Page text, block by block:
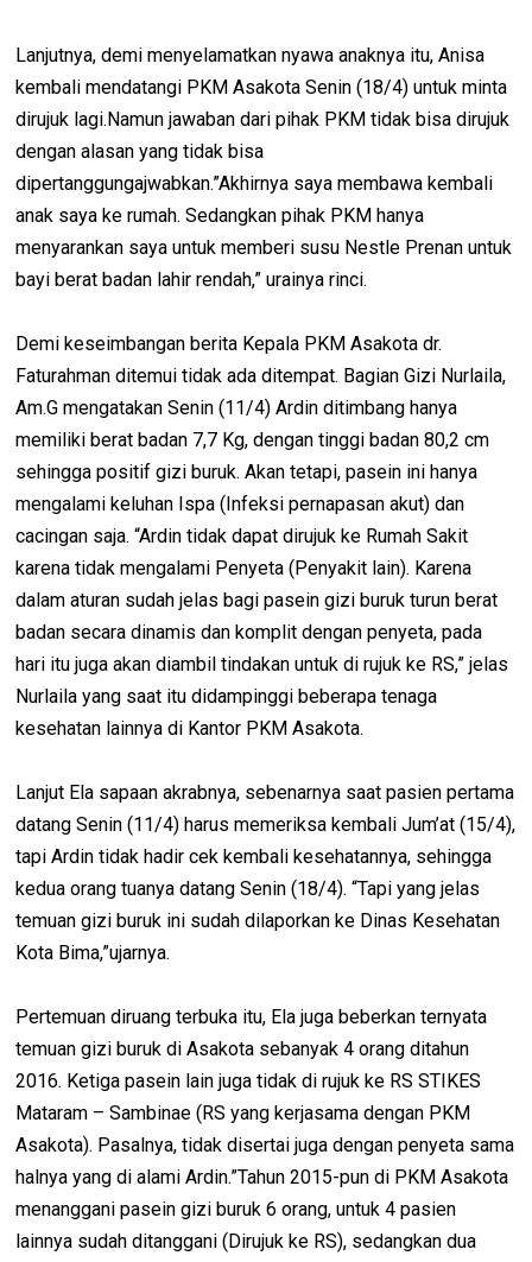
Lanjutnya, demi menyelamatkan nyawa anaknya itu, Anisa
kembali mendatangi PKM Asakota Senin (18/4) untuk minta
dirujuk lagi.Namun jawaban dari pihak PKM tidak bisa dirujuk
dengan alasan yang tidak bisa
dipertanggungajwabkan.”Akhirnya saya membawa kembali
anak saya ke rumah. Sedangkan pihak PKM hanya
menyarankan saya untuk memberi susu Nestle Prenan untuk
bayi berat badan lahir rendah,” urainya rinci.
Demi keseimbangan berita Kepala PKM Asakota dr.
Faturahman ditemui tidak ada ditempat. Bagian Gizi Nurlaila,
Am.G mengatakan Senin (11/4) Ardin ditimbang hanya
memiliki berat badan 7,7 Kg, dengan tinggi badan 80,2 cm
sehingga positif gizi buruk. Akan tetapi, pasein ini hanya
mengalami keluhan Ispa (Infeksi pernapasan akut) dan
cacingan saja. “Ardin tidak dapat dirujuk ke Rumah Sakit
karena tidak mengalami Penyeta (Penyakit lain). Karena
dalam aturan sudah jelas bagi pasein gizi buruk turun berat
badan secara dinamis dan komplit dengan penyeta, pada
hari itu juga akan diambil tindakan untuk di rujuk ke RS,” jelas
Nurlaila yang saat itu didampinggi beberapa tenaga
kesehatan lainnya di Kantor PKM Asakota.
Lanjut Ela sapaan akrabnya, sebenarnya saat pasien pertama
datang Senin (11/4) harus memeriksa kembali Jum’at (15/4),
tapi Ardin tidak hadir cek kembali kesehatannya, sehingga
kedua orang tuanya datang Senin (18/4). “Tapi yang jelas
temuan gizi buruk ini sudah dilaporkan ke Dinas Kesehatan
Kota Bima,”ujarnya.
Pertemuan diruang terbuka itu, Ela juga beberkan ternyata
temuan gizi buruk di Asakota sebanyak 4 orang ditahun
2016. Ketiga pasein lain juga tidak di rujuk ke RS STIKES
Mataram – Sambinae (RS yang kerjasama dengan PKM
Asakota). Pasalnya, tidak disertai juga dengan penyeta sama
halnya yang di alami Ardin.”Tahun 2015-pun di PKM Asakota
menanggani pasein gizi buruk 6 orang, untuk 4 pasien
lainnya sudah ditanggani (Dirujuk ke RS), sedangkan dua